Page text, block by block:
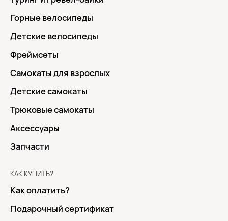
Горные велосипеды
Детские велосипеды
Фреймсеты
Самокаты для взрослых
Детские самокаты
Трюковые самокаты
Аксессуары
Запчасти
КАК КУПИТЬ?
Как оплатить?
Подарочный сертификат